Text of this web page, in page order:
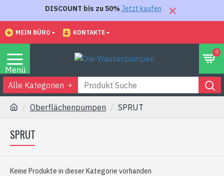
DISCOUNT bis zu 50%Jetzt kaufen
MEIN BÜRO KONTAKTE
0
Alle Kategorien
Oberflächenpumpen SPRUT
SPRUT
Keine Produkte in dieser Kategorie vorhanden